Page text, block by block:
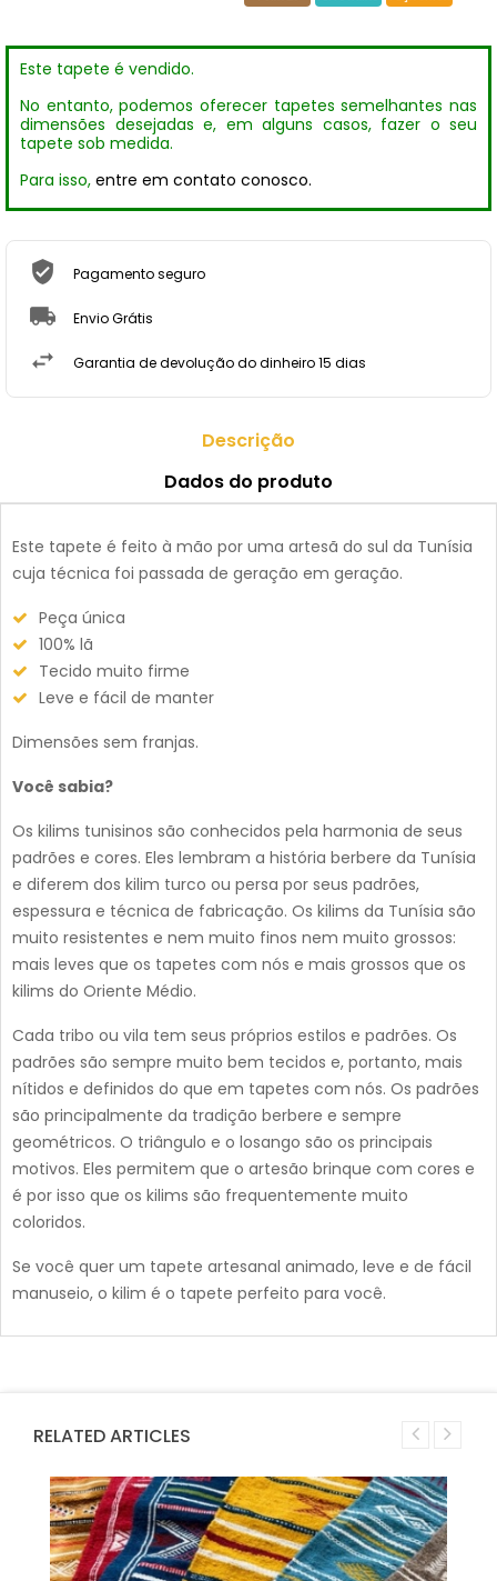
Este tapete é vendido.
No entanto, podemos oferecer tapetes semelhantes nas
dimensões desejadas e, em alguns casos, fazer o seu
tapete sob medida.
Para isso, entre em contato conosco.
Pagamento seguro
Envio Grátis
Garantia de devolução do dinheiro 15 dias
Descrição
Dados do produto
Este tapete é feito à mão por uma artesã do sul da Tunísia
cuja técnica foi passada de geração em geração.
Peça única
100% lã
Tecido muito firme
Leve e fácil de manter
Dimensões sem franjas.
Você sabia?
Os kilims tunisinos são conhecidos pela harmonia de seus
padrões e cores. Eles lembram a história berbere da Tunísia
e diferem dos kilim turco ou persa por seus padrões,
espessura e técnica de fabricação. Os kilims da Tunísia são
muito resistentes e nem muito finos nem muito grossos:
mais leves que os tapetes com nós e mais grossos que os
kilims do Oriente Médio.
Cada tribo ou vila tem seus próprios estilos e padrões. Os
padrões são sempre muito bem tecidos e, portanto, mais
nítidos e definidos do que em tapetes com nós. Os padrões
são principalmente da tradição berbere e sempre
geométricos. O triângulo e o losango são os principais
motivos. Eles permitem que o artesão brinque com cores e
é por isso que os kilims são frequentemente muito
coloridos.
Se você quer um tapete artesanal animado, leve e de fácil
manuseio, o kilim é o tapete perfeito para você.
RELATED ARTICLES